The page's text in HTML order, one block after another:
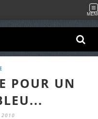
POUR UN
2010